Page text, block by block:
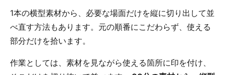
1本の横型素材から、必要な場面だけを縦に切り出して並
べ直す方法もあります。元の順番にこだわらず、使える
部分だけを拾います。
作業としては、素材を見ながら使える箇所に印を付け、